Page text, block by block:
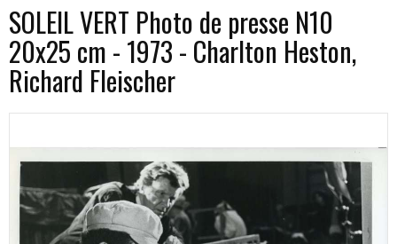
SOLEIL VERT Photo de presse N10
20x25 cm - 1973 - Charlton Heston,
Richard Fleischer